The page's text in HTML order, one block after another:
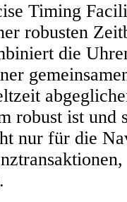
Timing
robusten
die
robust ist und
nur für die